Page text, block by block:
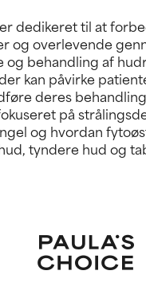
dedikeret til at
og overlevende
og behandling af
kan påvirke
deres
på
og hvordan
tyndere hud og